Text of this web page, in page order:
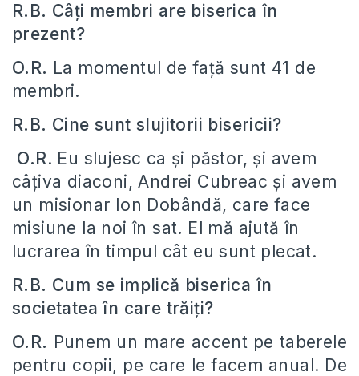
R.B. Câți membri are biserica în
prezent?
O.R. La momentul de față sunt 41 de
membri.
R.B. Cine sunt slujitorii bisericii?
O.R. Eu slujesc ca și păstor, și avem
câțiva diaconi, Andrei Cubreac și avem
un misionar Ion Dobândă, care face
misiune la noi în sat. El mă ajută în
lucrarea în timpul cât eu sunt plecat.
R.B. Cum se implică biserica în
societatea în care trăiți?
O.R. Punem un mare accent pe taberele
pentru copii, pe care le facem anual. De